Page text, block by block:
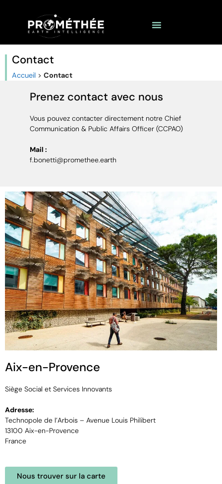
Contact
Accueil > Contact
Prenez contact avec nous
Vous pouvez contacter directement notre Chief
Communication & Public Affairs Officer (CCPAO)
Mail :
f.bonetti@promethee.earth
Aix-en-Provence
Siège Social et Services Innovants
Adresse:
Technopole de l’Arbois – Avenue Louis Philibert
13100 Aix-en-Provence
France
Nous trouver sur la carte